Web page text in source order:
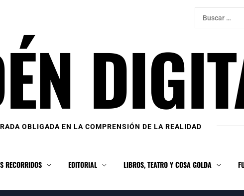
Buscar:
OBLIGADA EN LA COMPRENSIÓN DE LA REALIDAD
RECORRIDOS EDITORIAL LIBROS, TEATRO Y COSA GOLDA